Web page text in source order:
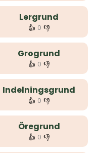
Lergrund
👍 0 👎
Grogrund
👍 0 👎
Indelningsgrund
👍 0 👎
Öregrund
👍 0 👎